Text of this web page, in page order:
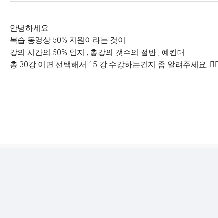
안녕하세요
복습 동영상 50% 지원이라는 것이
강의 시간의 50% 인지 , 총강의 갯수의 절반 , 예컨대
총 30강 이면 선택해서 15 강 수강하는건지 좀 알려주세요,